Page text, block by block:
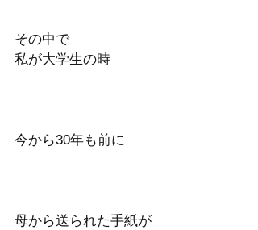
その中で
私が大学生の時
今から30年も前に
母から送られた手紙が